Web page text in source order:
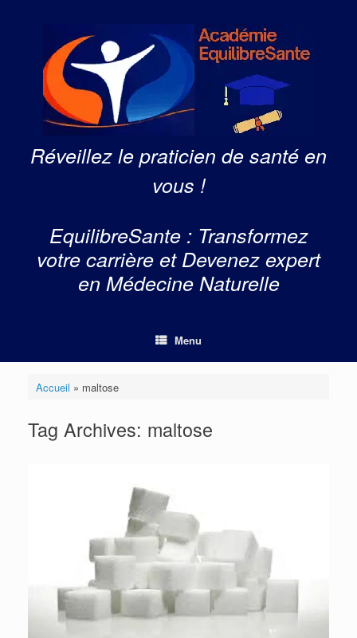
Réveillez le praticien de santé en
vous !
EquilibreSante : Transformez
votre carrière et Devenez expert
en Médecine Naturelle
Menu
Accueil » maltose
Tag Archives: maltose